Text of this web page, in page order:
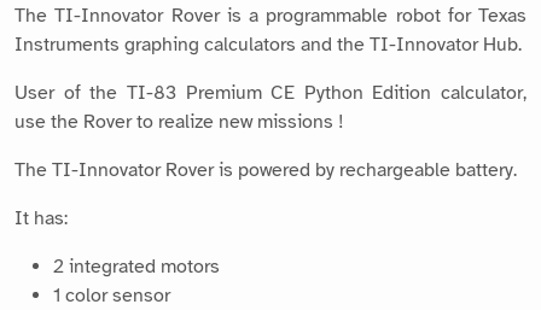
The TI-Innovator Rover is a programmable robot for Texas
Instruments graphing calculators and the TI-Innovator Hub.
User of the TI-83 Premium CE Python Edition calculator,
use the Rover to realize new missions !
The TI-Innovator Rover is powered by rechargeable battery.
It has:
2 integrated motors
1 color sensor